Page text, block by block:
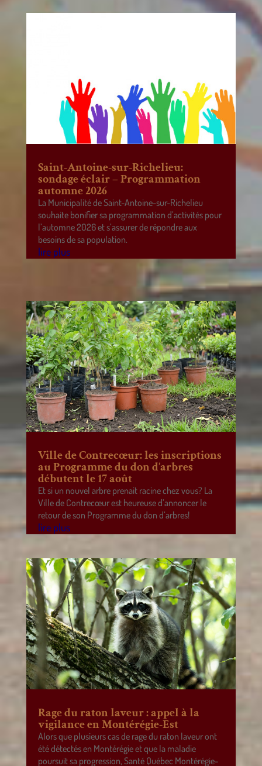
Saint-Antoine-sur-Richelieu:
sondage éclair – Programmation
automne 2026
La Municipalité de Saint-Antoine-sur-Richelieu
souhaite bonifier sa programmation d’activités pour
l’automne 2026 et s’assurer de répondre aux
besoins de sa population.
lire plus
Ville de Contrecœur: les inscriptions
au Programme du don d’arbres
débutent le 17 août
Et si un nouvel arbre prenait racine chez vous? La
Ville de Contrecœur est heureuse d’annoncer le
retour de son Programme du don d’arbres!
lire plus
Rage du raton laveur : appel à la
vigilance en Montérégie-Est
Alors que plusieurs cas de rage du raton laveur ont
été détectés en Montérégie et que la maladie
poursuit sa progression, Santé Québec Montérégie-